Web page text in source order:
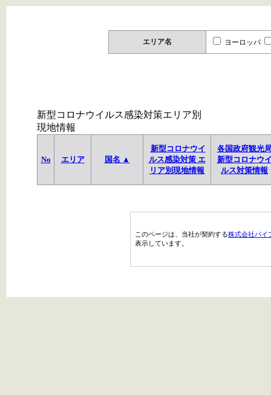
エリア名 ヨーロッパ
新型コロナウイルス感染対策エリア別
現地情報
No エリア 国名 ▲
新型コロナウイ
ルス感染対策 エ
リア別現地情報
各国政府観光
新型コロナウ
ルス対策情報
このページは、当社が契約する株式会社パイ
表示しています。